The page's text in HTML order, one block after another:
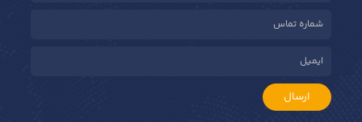
ارسال